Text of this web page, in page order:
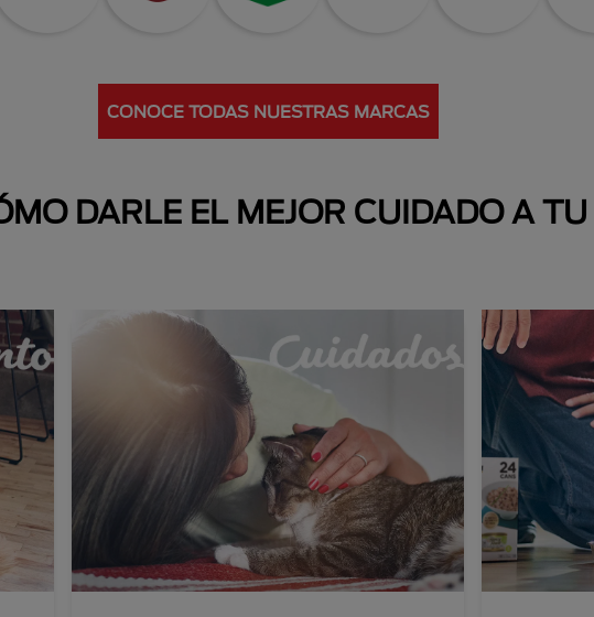
CONOCE TODAS NUESTRAS MARCAS
DARLE EL MEJOR CUIDADO A